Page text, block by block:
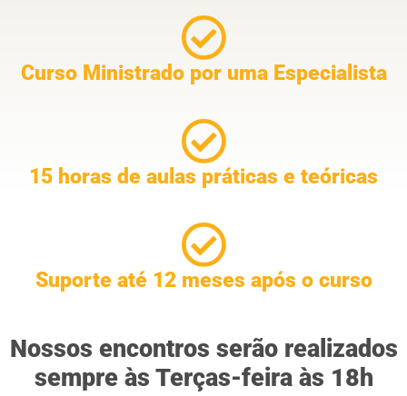
Curso Ministrado por uma Especialista
15 horas de aulas práticas e teóricas
Suporte até 12 meses após o curso
Nossos encontros serão realizados
sempre às Terças-feira às 18h